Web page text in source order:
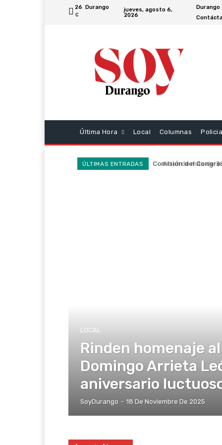
26
C
Durango
jueves, agosto 6,
2026
Durango
Última Hora Local Columnas
ÚLTIMAS ENTRADAS
Atiende más de
LOCAL
Rinden homenaje
Domingo Arrieta
aniversario
SoyDurango - 18 De Noviembre De 2025